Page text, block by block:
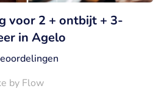
voor 2 + ontbijt + 3-
in Agelo
by Flow